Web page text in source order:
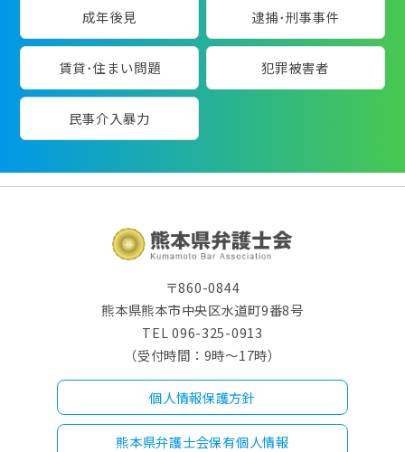
成年後見 逮捕･刑事事件
賃貸･住まい問題 犯罪被害者
民事介入暴力
〒860-0844
熊本県熊本市中央区水道町9番8号
TEL 096-325-0913
（受付時間：9時～17時）
個人情報保護方針
熊本県弁護士会保有個人情報